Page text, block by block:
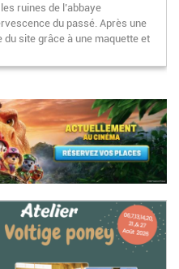
ruines de l’abbaye
du passé. Après une
site grâce à une maquette et